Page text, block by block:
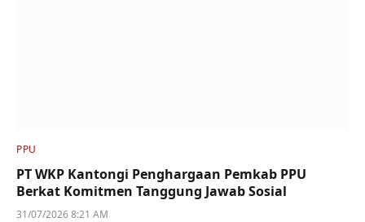
PPU
PT WKP Kantongi Penghargaan Pemkab PPU
Berkat Komitmen Tanggung Jawab Sosial
31/07/2026 8:21 AM